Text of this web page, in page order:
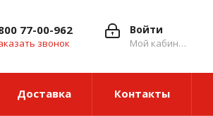
Войти
Мой кабинет
77-00-962
звонок
Доставка Контакты